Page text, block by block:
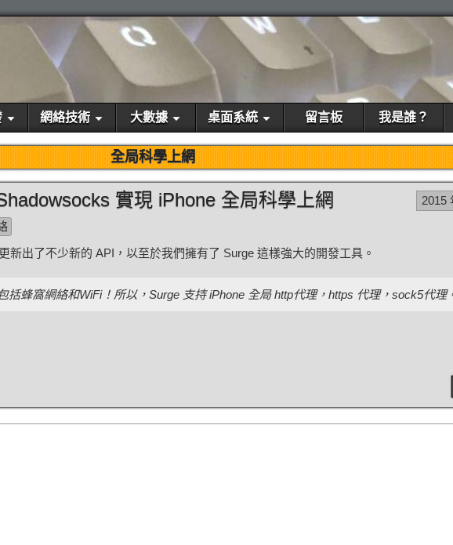
網絡技術 大數據 桌面系統 留言板 我是誰？
全局科學上網
實現 iPhone 全局科學上網
2015
新出了不少新的 API，以至於我們擁有了 Surge 這樣強大的開發工具。
括蜂窩網絡和WiFi！所以，Surge 支持 iPhone 全局 http代理，https 代理，sock5代理